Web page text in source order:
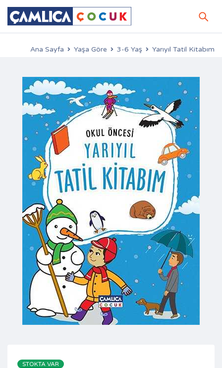
Ana Sayfa Yaşa Göre 3-6 Yaş Yarıyıl Tatil Kitabım
STOKTA VAR